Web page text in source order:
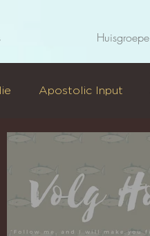
Huisgroepe
Apostolic Input